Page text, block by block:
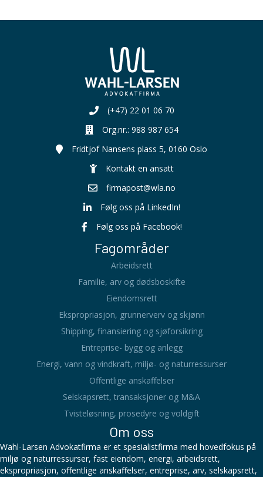
(+47) 22 01 06 70
Organisasjonsnummer:
Org.nr.: 988 987 654
Fridtjof Nansens plass 5, 0160 Oslo
Kontakt en ansatt
firmapost@wla.no
Følg oss på LinkedIn!
Følg oss på Facebook!
Fagområder
Arbeidsrett
Familie, arv og dødsboskifte
Eiendomsrett
Ekspropriasjon, grunnerverv og skjønn
Shipping, finansiering og sjøforsikring
Entreprise- bygg og anlegg
Energi, vann og vindkraft, miljø- og naturressurser
Offentlige anskaffelser
Selskapsrett, transaksjoner og M&A
Tvisteløsning, prosedyre og voldgift
Om oss
Wahl-Larsen Advokatfirma er et spesialistfirma med hovedfokus på
miljø og naturressurser, fast eiendom, energi, arbeidsrett,
ekspropriasjon, offentlige anskaffelser, entreprise, arv, selskapsrett,